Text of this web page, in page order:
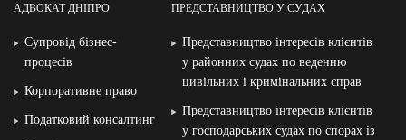
АДВОКАТ ДНІПРО
Супровід бізнес-
процесів
Корпоративне право
Податковий консалтинг
ПРЕДСТАВНИЦТВО У СУДАХ
Представництво інтересів клієнтів
у районних судах по веденню
цивільних і кримінальних справ
Представництво інтересів клієнтів
у господарських судах по спорах із